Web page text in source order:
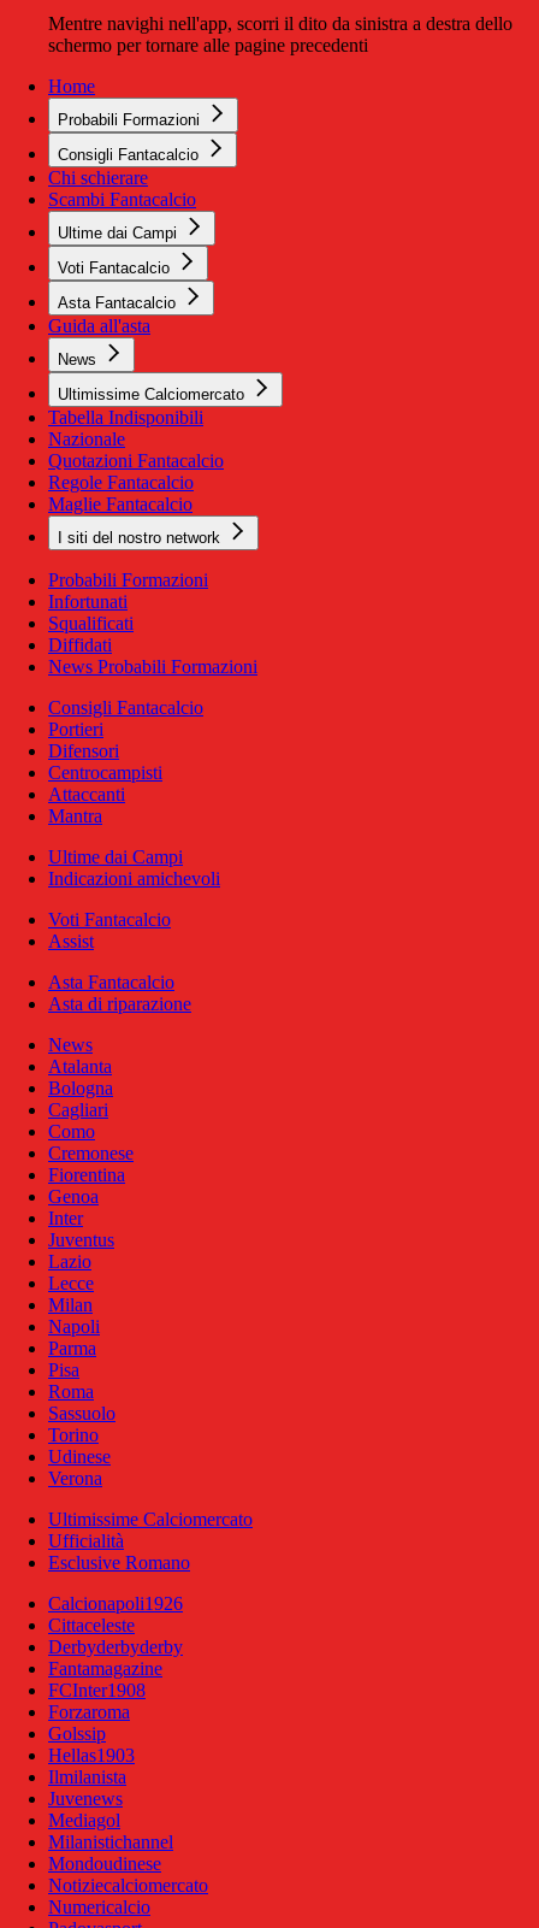
Mentre navighi nell'app, scorri il dito da sinistra a destra dello
schermo per tornare alle pagine precedenti
Home
Probabili Formazioni
Consigli Fantacalcio
Chi schierare
Scambi Fantacalcio
Ultime dai Campi
Voti Fantacalcio
Asta Fantacalcio
Guida all'asta
News
Ultimissime Calciomercato
Tabella Indisponibili
Nazionale
Quotazioni Fantacalcio
Regole Fantacalcio
Maglie Fantacalcio
I siti del nostro network
Probabili Formazioni
Infortunati
Squalificati
Diffidati
News Probabili Formazioni
Consigli Fantacalcio
Portieri
Difensori
Centrocampisti
Attaccanti
Mantra
Ultime dai Campi
Indicazioni amichevoli
Voti Fantacalcio
Assist
Asta Fantacalcio
Asta di riparazione
News
Atalanta
Bologna
Cagliari
Como
Cremonese
Fiorentina
Genoa
Inter
Juventus
Lazio
Lecce
Milan
Napoli
Parma
Pisa
Roma
Sassuolo
Torino
Udinese
Verona
Ultimissime Calciomercato
Ufficialità
Esclusive Romano
Calcionapoli1926
Cittaceleste
Derbyderbyderby
Fantamagazine
FCInter1908
Forzaroma
Golssip
Hellas1903
Ilmilanista
Juvenews
Mediagol
Milanistichannel
Mondoudinese
Notiziecalciomercato
Numericalcio